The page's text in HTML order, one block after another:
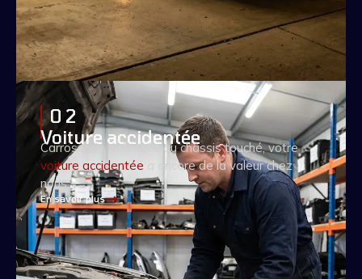
0 2
Voiture accidentée
Carrosserie enfoncée ou châssis touché, votre
voiture accidentée a encore de la valeur chez
nous.
En savoir plus